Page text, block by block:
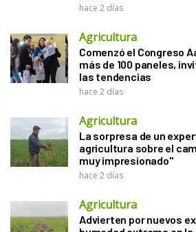
hace 2 días
Agricultura
Comenzó el Congreso
más de 100 paneles,
las tendencias
hace 2 días
Agricultura
La sorpresa de un
agricultura sobre el
muy impresionado"
hace 2 días
Agricultura
Advierten por nuevos